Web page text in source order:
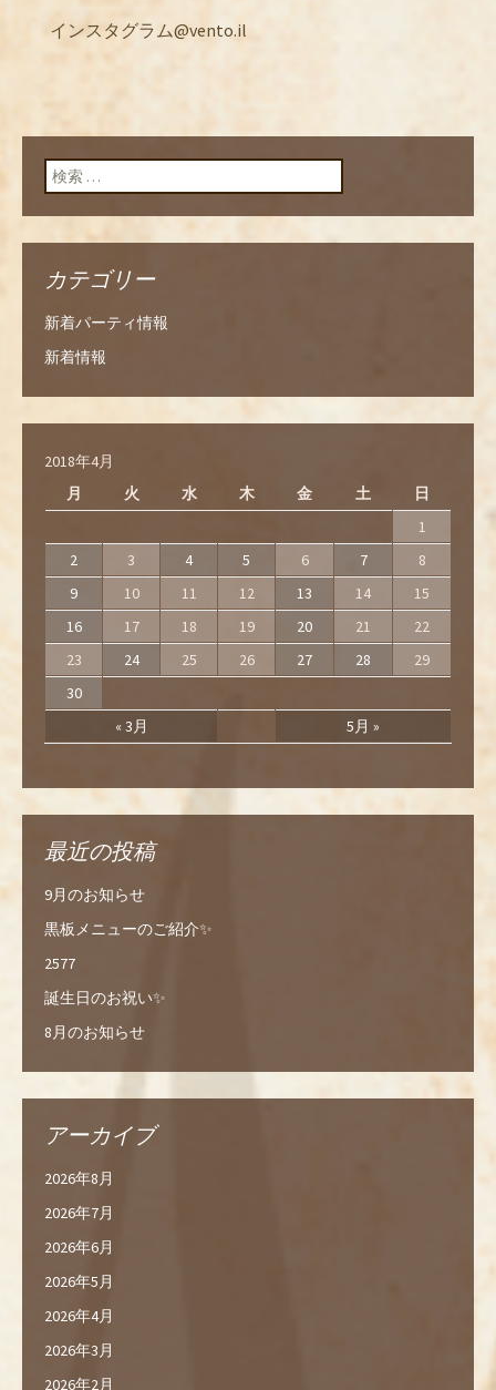
インスタグラム@vento.il
検索:
カテゴリー
新着パーティ情報
新着情報
2018年4月
月
火 水 木 金 土 日
« 3月 5月 »
1
2
3 4 5 6 7
8
9
10 11 12 13 14
15
16
17 18 19 20 21
22
23
24 25 26 27 28
29
30
最近の投稿
9月のお知らせ
黒板メニューのご紹介✨
2577
誕生日のお祝い✨
8月のお知らせ
アーカイブ
2026年8月
2026年7月
2026年6月
2026年5月
2026年4月
2026年3月
2026年2月